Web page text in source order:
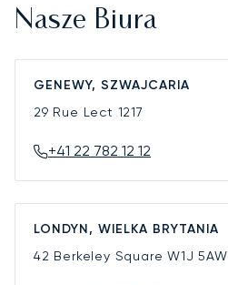
Nasze Biura
GENEWY, SZWAJCARIA
29 Rue Lect 1217
+41 22 782 12 12
LONDYN, WIELKA BRYTANIA
42 Berkeley SquareW1J 5AW